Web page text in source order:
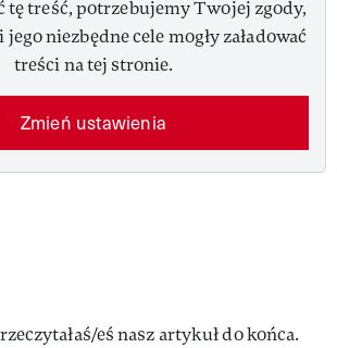
treść, potrzebujemy Twojej zgody,
niezbędne cele mogły załadować
treści na tej stronie.
Zmień ustawienia
eś nasz artykuł do końca.